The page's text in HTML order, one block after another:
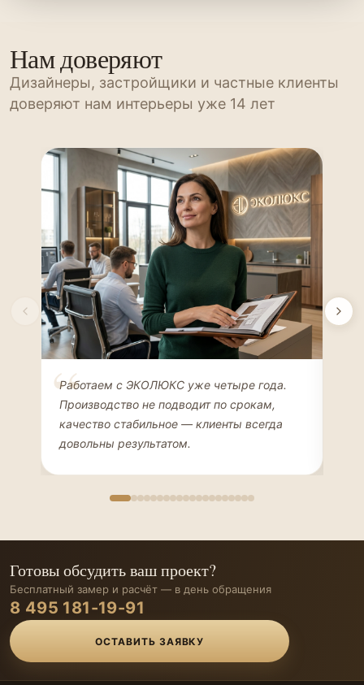
Нам доверяют
Дизайнеры, застройщики и частные клиенты
доверяют нам интерьеры уже 14 лет
Елена Соколова
ДИЗАЙНЕР ИНТЕРЬЕРОВ
Работаем с ЭКОЛЮКС уже четыре года.
Производство не подводит по срокам,
качество стабильное — клиенты всегда
довольны результатом.
Готовы обсудить ваш проект?
Бесплатный замер и расчёт — в день обращения
8 495 181-19-91
ОСТАВИТЬ ЗАЯВКУ